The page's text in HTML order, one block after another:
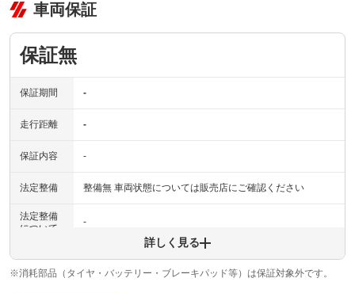
車両保証
保証無
保証期間 -
走行距離 -
保証内容 -
法定整備 整備無 車両状態については販売店にご確認ください
法定整備
について
-
詳しく見る
※消耗部品（タイヤ・バッテリー・ブレーキパッド等）は保証対象外です。